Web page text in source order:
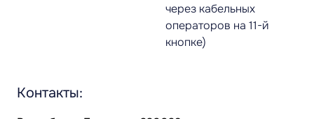
через кабельных
операторов на 11-й
кнопке)
Контакты: